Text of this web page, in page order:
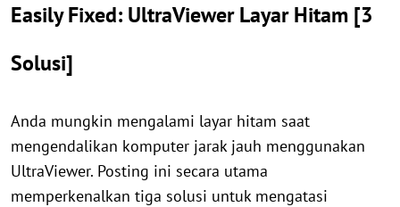
Easily Fixed: UltraViewer Layar Hitam [3
Solusi]
Anda mungkin mengalami layar hitam saat
mengendalikan komputer jarak jauh menggunakan
UltraViewer. Posting ini secara utama
memperkenalkan tiga solusi untuk mengatasi